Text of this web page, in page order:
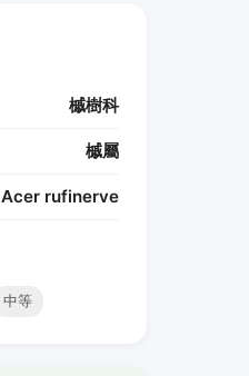
槭樹科
槭屬
Acer rufinerve
中等